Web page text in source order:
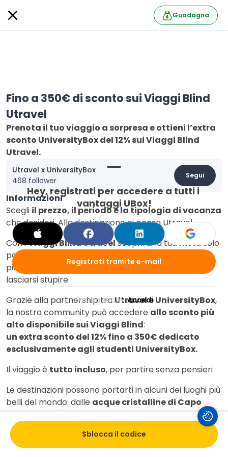
Guadagna
Fino a 350€ di sconto sui Viaggi Blind
Utravel
Prenota il tuo viaggio a sorpresa e ottieni l’extra
sconto UniversityBox del 12% sui Viaggi Blind
Utravel.
Utravel x UniversityBox
468 follower
Segui
Informazioni
Scegli il prezzo, il periodo e la tipologia di vacanza
che desideri. Alla destinazione ci pensa Utravel
Con iViaggi Blind Utravelscoprirai la tua meta solo
poco prima della partenza: un'esperienza unica e
piena di sorpresa, perfetta per chi ama viaggiare e
lasciarsi stupire.
Grazie alla partnership traUtravel e UniversityBox,
la nostra community può accedere allo sconto più
alto disponibile sui Viaggi Blind:
un extra sconto del 12% fino a 350€ dedicato
esclusivamente agli studenti UniversityBox.
Il viaggio è tutto incluso, per partire senza pensieri
Le destinazioni possono portarti in alcuni dei luoghi più
belli del mondo: dalle acque cristalline di Capo
Verde, allespiagge di Fuerteventura, fino alla
barriera corallina dell'Egitto
Sblocca il codice
Hey, registrati per accedere a tutti i
vantaggi UBox!
Registrati tramite e-mail
Già registrato Accedi